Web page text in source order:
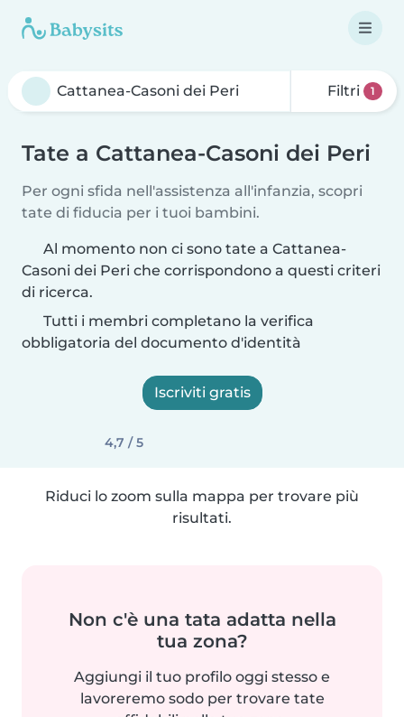
Filtri 1
Tate a Cattanea-Casoni dei Peri
Per ogni sfida nell'assistenza all'infanzia, scopri
tate di fiducia per i tuoi bambini.
Al momento non ci sono tate a Cattanea-
Casoni dei Peri che corrispondono a questi criteri
di ricerca.
Tutti i membri completano la verifica
obbligatoria del documento d'identità
Iscriviti gratis
4,7 / 5
Riduci lo zoom sulla mappa per trovare più
risultati.
Non c'è una tata adatta nella
tua zona?
Aggiungi il tuo profilo oggi stesso e
lavoreremo sodo per trovare tate